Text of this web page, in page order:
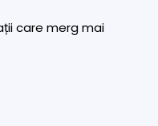
care merg mai